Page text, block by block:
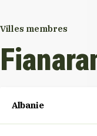
Villes membres
Albanie